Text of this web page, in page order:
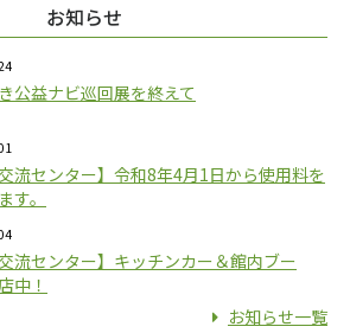
お知らせ
公益ナビ巡回展を終えて
交流センター】令和8年4月1日から使用料を
す。
交流センター】キッチンカー＆館内ブー
中！
お知らせ一覧